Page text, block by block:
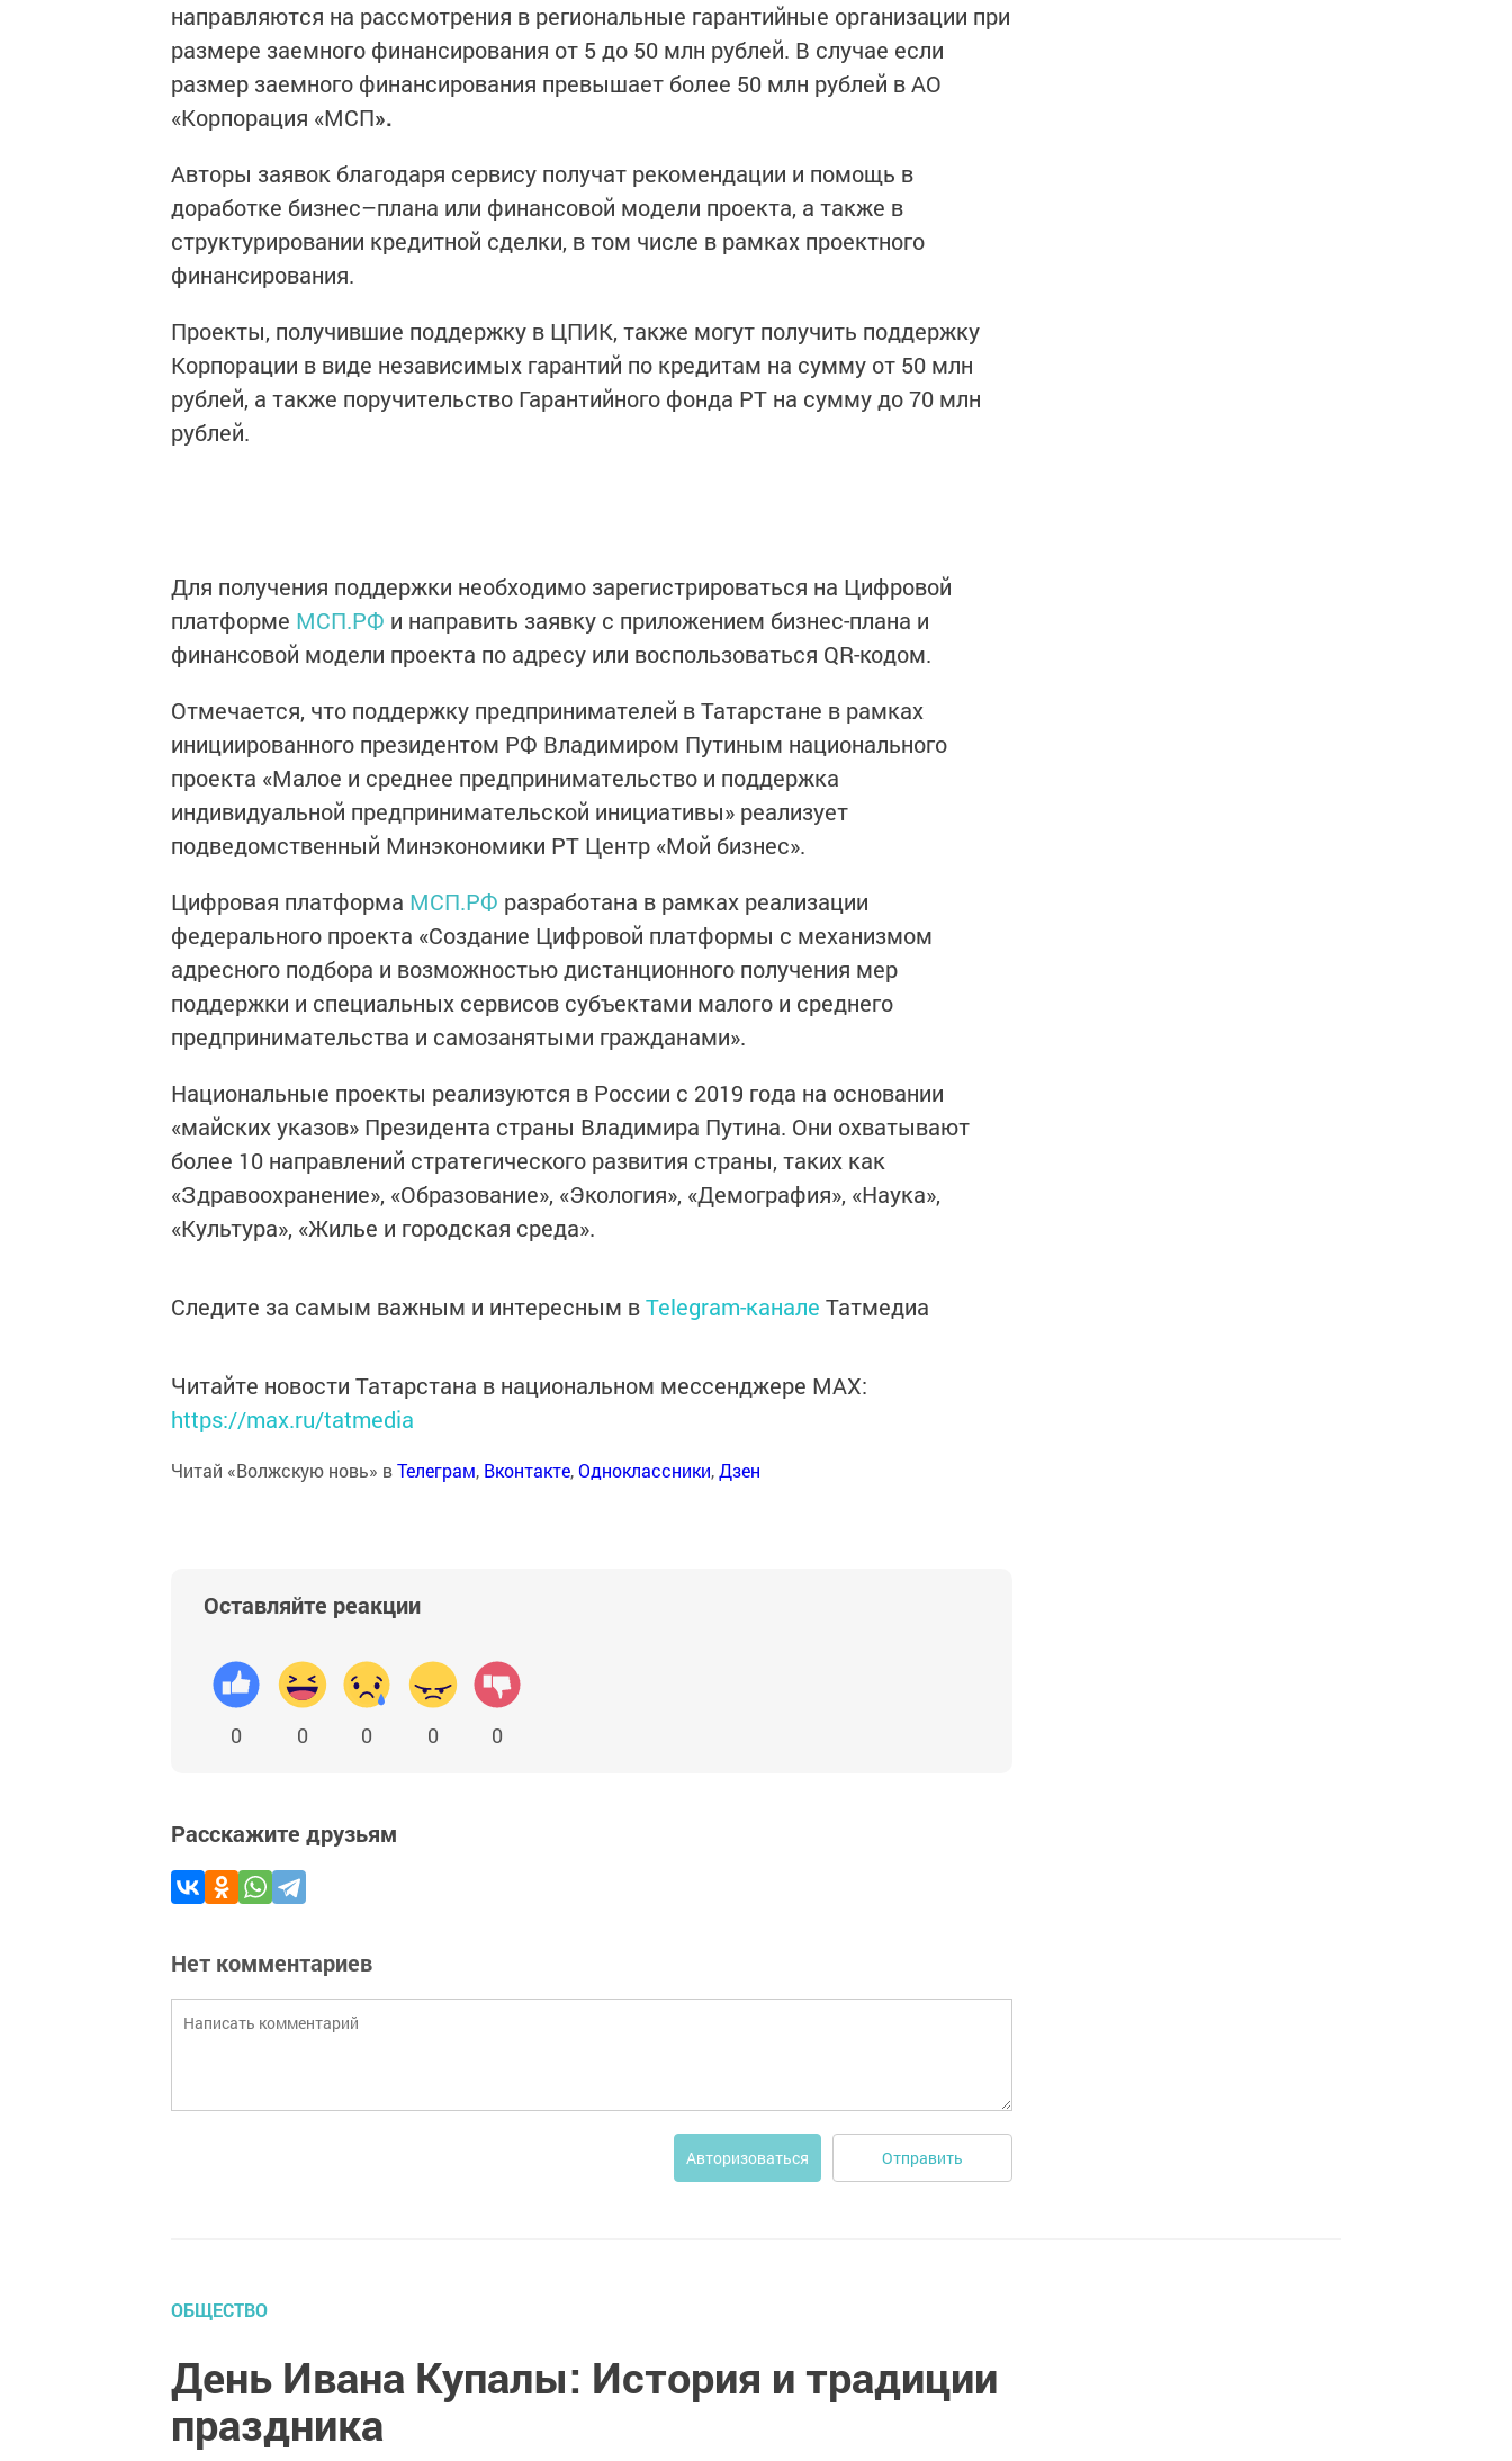
направляются на рассмотрения в региональные гарантийные организации при
размере заемного финансирования от 5 до 50 млн рублей. В случае если
размер заемного финансирования превышает более 50 млн рублей в АО
«Корпорация «МСП».
Авторы заявок благодаря сервису получат рекомендации и помощь в
доработке бизнес–плана или финансовой модели проекта, а также в
структурировании кредитной сделки, в том числе в рамках проектного
финансирования.
Проекты, получившие поддержку в ЦПИК, также могут получить поддержку
Корпорации в виде независимых гарантий по кредитам на сумму от 50 млн
рублей, а также поручительство Гарантийного фонда РТ на сумму до 70 млн
рублей.
Для получения поддержки необходимо зарегистрироваться на Цифровой
платформе МСП.РФ и направить заявку с приложением бизнес-плана и
финансовой модели проекта по адресу или воспользоваться QR-кодом.
Отмечается, что поддержку предпринимателей в Татарстане в рамках
инициированного президентом РФ Владимиром Путиным национального
проекта «Малое и среднее предпринимательство и поддержка
индивидуальной предпринимательской инициативы» реализует
подведомственный Минэкономики РТ Центр «Мой бизнес».
Цифровая платформа МСП.РФ разработана в рамках реализации
федерального проекта «Создание Цифровой платформы с механизмом
адресного подбора и возможностью дистанционного получения мер
поддержки и специальных сервисов субъектами малого и среднего
предпринимательства и самозанятыми гражданами».
Национальные проекты реализуются в России с 2019 года на основании
«майских указов» Президента страны Владимира Путина. Они охватывают
более 10 направлений стратегического развития страны, таких как
«Здравоохранение», «Образование», «Экология», «Демография», «Наука»,
«Культура», «Жилье и городская среда».
Следите за самым важным и интересным вTelegram-канале Татмедиа
Читайте новости Татарстана в национальном мессенджере MАХ:
https://max.ru/tatmedia
Читай «Волжскую новь» вТелеграм, Вконтакте,Одноклассники,Дзен
Оставляйте реакции
0 0 0 0 0
Расскажите друзьям
Нет комментариев
Авторизоваться Отправить
ОБЩЕСТВО
День Ивана Купалы: История и традиции
праздника